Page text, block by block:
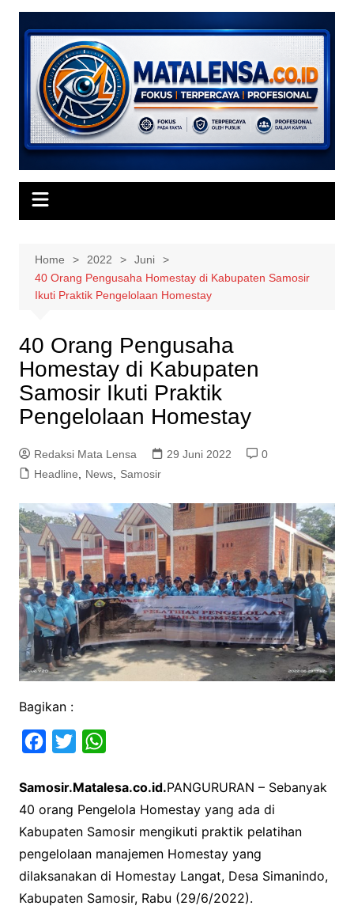
Skip
content
Home 2022
Juni
40 Orang Pengusaha Homestay di Kabupaten Samosir
Ikuti Praktik Pengelolaan Homestay
40 Orang Pengusaha
Homestay di Kabupaten
Samosir Ikuti Praktik
Pengelolaan Homestay
Redaksi Mata Lensa 29 Juni 2022
0
Headline
News, Samosir
Bagikan :
c
e
b
o
o
k
i
t
t
e
r
a
t
s
A
p
p
Samosir.Matalesa.co.id.PANGURURAN – Sebanyak
40 orang Pengelola Homestay yang ada di
Kabupaten Samosir mengikuti praktik pelatihan
pengelolaan manajemen Homestay yang
dilaksanakan di Homestay Langat, Desa Simanindo,
Kabupaten Samosir, Rabu (29/6/2022).